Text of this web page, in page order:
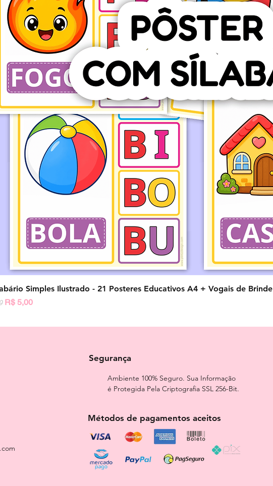
Visualização rápida
Simples Ilustrado - 21 Posteres Educativos A4 + Vogais de Brinde
Preço promocional
R$ 5,00
Segurança
Ambiente 100% Seguro. Sua Informação
é Protegida Pela Criptografia SSL 256-Bit.
Métodos de pagamentos aceitos